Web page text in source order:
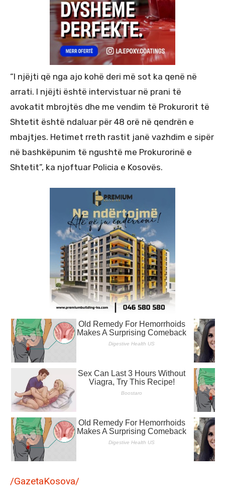
“I njëjti që nga ajo kohë deri më sot ka qenë në
arrati. I njëjti është intervistuar në prani të
avokatit mbrojtës dhe me vendim të Prokurorit të
Shtetit është ndaluar për 48 orë në qendrën e
mbajtjes. Hetimet rreth rastit janë vazhdim e sipër
në bashkëpunim të ngushtë me Prokurorinë e
Shtetit”, ka njoftuar Policia e Kosovës.
/GazetaKosova/